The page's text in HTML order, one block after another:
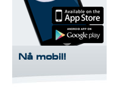
Nå mobil!